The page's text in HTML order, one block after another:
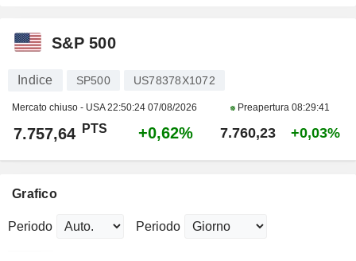
S&P 500
Indice SP500 US78378X1072
Mercato chiuso - USA22:50:24 07/08/2026 Preapertura 08:29:41
7.757,64 PTS +0,62% 7.760,23 +0,03%
Grafico
Periodo Periodo